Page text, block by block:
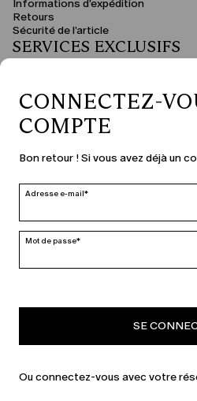
Informations d'expédition
Retours
Sécurité de l’article
SERVICES EXCLUSIFS
PAYS ET LANGUE
France | fr
modifier
MARINA RINALDI
CONNECTEZ-
COMPTE
Bon retour ! Si vous avez déjà un
Adresse e-mail*
Mot de passe*
SE
Ou connectez-vous avec votre